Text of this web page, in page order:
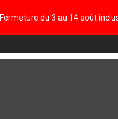
Fermeture du 3 au 14 août